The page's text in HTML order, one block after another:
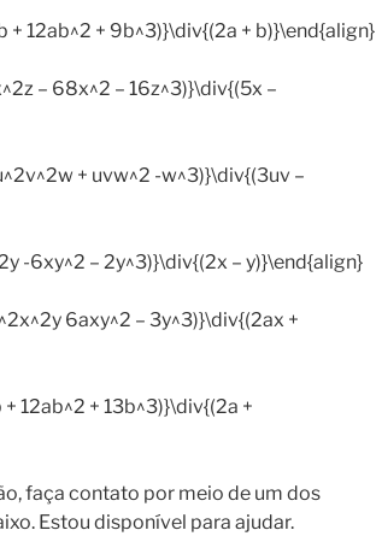
+ 12ab^2 + 9b^3)}\div{(2a + b)}\end{align}
– 68x^2 – 16z^3)}\div{(5x –
+ uvw^2 -w^3)}\div{(3uv –
-6xy^2 – 2y^3)}\div{(2x – y)}\end{align}
6axy^2 – 3y^3)}\div{(2ax +
12ab^2 + 13b^3)}\div{(2a +
faça contato por meio de um dos
Estou disponível para ajudar.